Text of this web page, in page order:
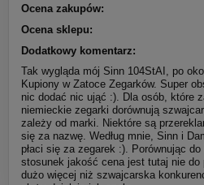
Ocena zakupów:
Ocena sklepu:
Dodatkowy komentarz:
Tak wygląda mój Sinn 104StAI, po
Kupiony w Zatoce Zegarków. Super
nic dodać nic ująć :). Dla osób, które
niemieckie zegarki dorównują
zależy od marki. Niektóre są
się za nazwę. Według mnie, Sinn i
płaci się za zegarek :). Porównując
stosunek jakość cena jest tutaj nie do
dużo więcej niż szwajcarska